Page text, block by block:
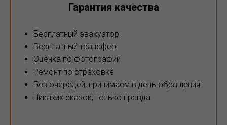
Гарантия качества
Бесплатный эвакуатор
Бесплатный трансфер
Оценка по фотографии
Ремонт по страховке
Без очередей, принимаем в день обращения
Никаких сказок, только правда